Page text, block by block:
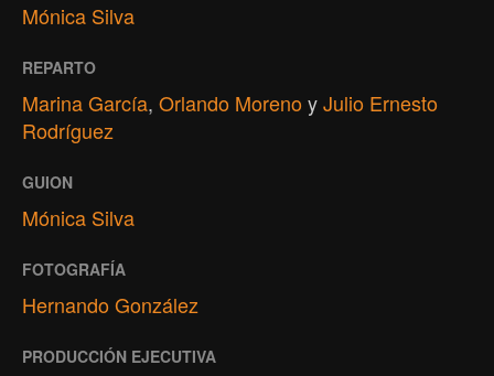
Mónica Silva
REPARTO
Marina García, Orlando MorenoyJulio Ernesto
Rodríguez
GUION
Mónica Silva
FOTOGRAFÍA
Hernando González
PRODUCCIÓN EJECUTIVA